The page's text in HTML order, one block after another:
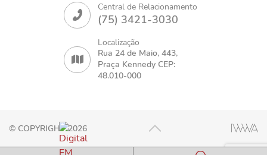
Central de Relacionamento
(75) 3421-3030
Localização
Rua 24 de Maio, 443,
Praça Kennedy CEP:
48.010-000
© COPYRIGHT 2026